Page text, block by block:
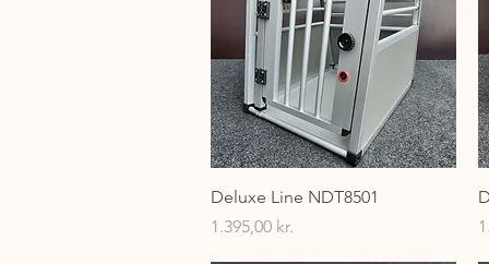
Hurtigvisning
Deluxe Line NDT8501
Pris
1.395,00 kr.